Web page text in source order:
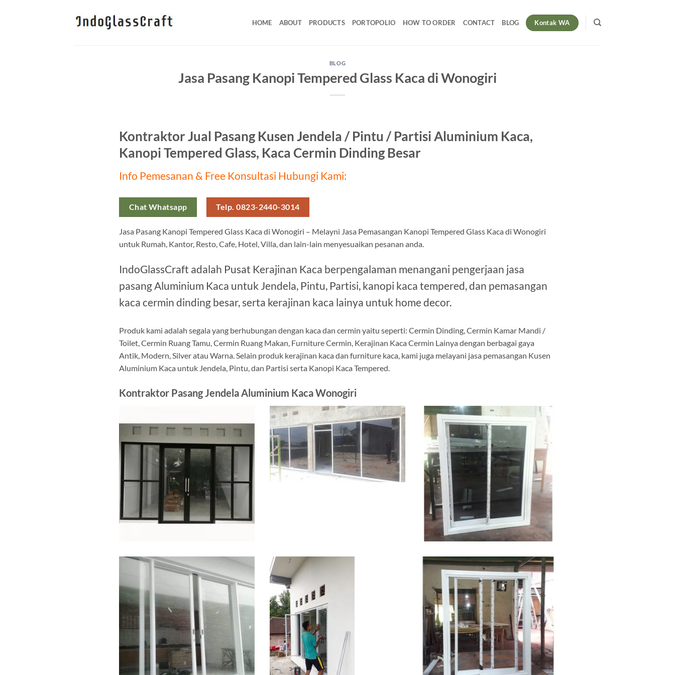
HOME ABOUT PRODUCTS PORTOPOLIO HOW TO ORDER CONTACT BLOG Kontak WA
BLOG
Jasa Pasang Kanopi Tempered Glass Kaca di Wonogiri
Kontraktor Jual Pasang Kusen Jendela / Pintu / Partisi Aluminium Kaca,
Kanopi Tempered Glass, Kaca Cermin Dinding Besar
Info Pemesanan & Free Konsultasi Hubungi Kami:
Chat Whatsapp Telp. 0823-2440-3014
Jasa Pasang Kanopi Tempered Glass Kaca di Wonogiri – Melayni Jasa Pemasangan Kanopi Tempered Glass Kaca di Wonogiri
untuk Rumah, Kantor, Resto, Cafe, Hotel, Villa, dan lain-lain menyesuaikan pesanan anda.
IndoGlassCraft adalah Pusat Kerajinan Kaca berpengalaman menangani pengerjaan jasa
pasang Aluminium Kaca untuk Jendela, Pintu, Partisi, kanopi kaca tempered, dan pemasangan
kaca cermin dinding besar, serta kerajinan kaca lainya untuk home decor.
Produk kami adalah segala yang berhubungan dengan kaca dan cermin yaitu seperti: Cermin Dinding, Cermin Kamar Mandi /
Toilet, Cermin Ruang Tamu, Cermin Ruang Makan, Furniture Cermin, Kerajinan Kaca Cermin Lainya dengan berbagai gaya
Antik, Modern, Silver atau Warna. Selain produk kerajinan kaca dan furniture kaca, kami juga melayani jasa pemasangan Kusen
Aluminium Kaca untuk Jendela, Pintu, dan Partisi serta Kanopi Kaca Tempered.
Kontraktor Pasang Jendela Aluminium Kaca Wonogiri